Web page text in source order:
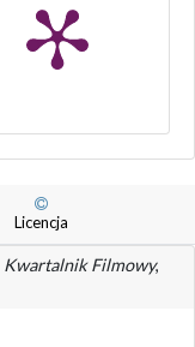
Licencja
Kwartalnik Filmowy,